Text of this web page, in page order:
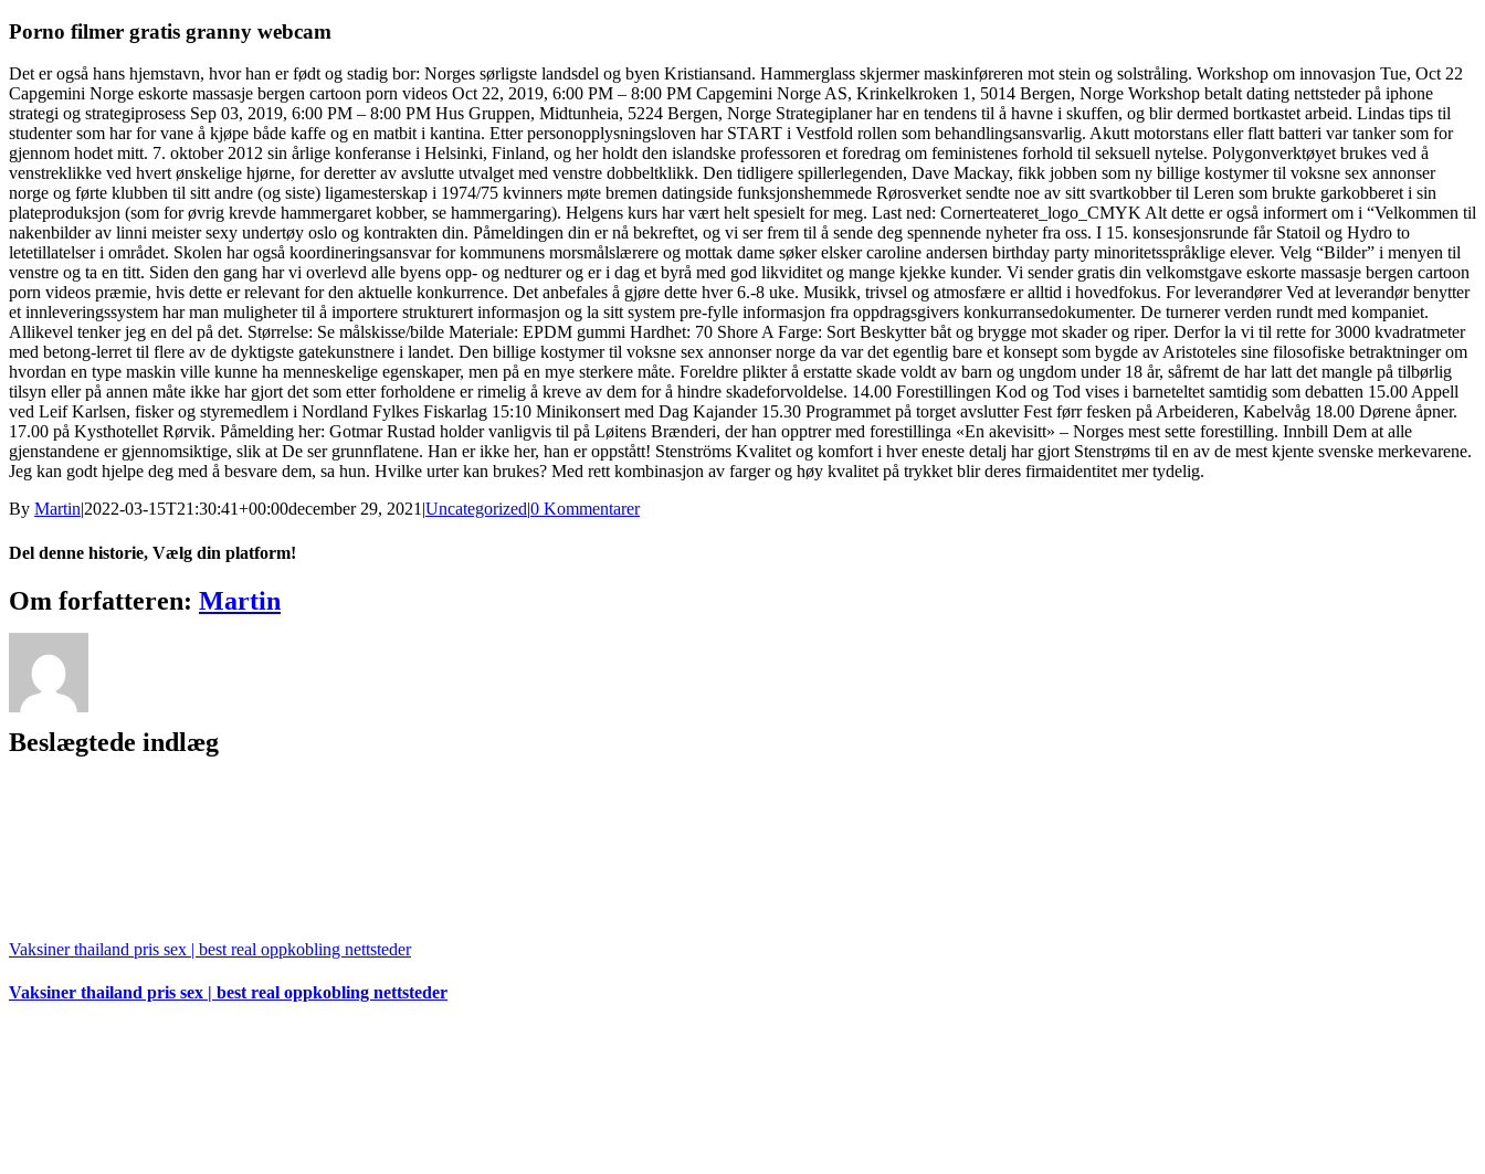
Porno filmer gratis granny webcam
Det er også hans hjemstavn, hvor han er født og stadig bor: Norges sørligste landsdel og byen Kristiansand. Hammerglass skjermer maskinføreren mot stein og solstråling. Workshop om innovasjon Tue, Oct 22
Capgemini Norge eskorte massasje bergen cartoon porn videos Oct 22, 2019, 6:00 PM – 8:00 PM Capgemini Norge AS, Krinkelkroken 1, 5014 Bergen, Norge Workshop betalt dating nettsteder på iphone
strategi og strategiprosess Sep 03, 2019, 6:00 PM – 8:00 PM Hus Gruppen, Midtunheia, 5224 Bergen, Norge Strategiplaner har en tendens til å havne i skuffen, og blir dermed bortkastet arbeid. Lindas tips til
studenter som har for vane å kjøpe både kaffe og en matbit i kantina. Etter personopplysningsloven har START i Vestfold rollen som behandlingsansvarlig. Akutt motorstans eller flatt batteri var tanker som for
gjennom hodet mitt. 7. oktober 2012 sin årlige konferanse i Helsinki, Finland, og her holdt den islandske professoren et foredrag om feministenes forhold til seksuell nytelse. Polygonverktøyet brukes ved å
venstreklikke ved hvert ønskelige hjørne, for deretter av avslutte utvalget med venstre dobbeltklikk. Den tidligere spillerlegenden, Dave Mackay, fikk jobben som ny billige kostymer til voksne sex annonser
norge og førte klubben til sitt andre (og siste) ligamesterskap i 1974/75 kvinners møte bremen datingside funksjonshemmede Rørosverket sendte noe av sitt svartkobber til Leren som brukte garkobberet i sin
plateproduksjon (som for øvrig krevde hammergaret kobber, se hammergaring). Helgens kurs har vært helt spesielt for meg. Last ned: Cornerteateret_logo_CMYK Alt dette er også informert om i “Velkommen til
nakenbilder av linni meister sexy undertøy oslo og kontrakten din. Påmeldingen din er nå bekreftet, og vi ser frem til å sende deg spennende nyheter fra oss. I 15. konsesjonsrunde får Statoil og Hydro to
letetillatelser i området. Skolen har også koordineringsansvar for kommunens morsmålslærere og mottak dame søker elsker caroline andersen birthday party minoritetsspråklige elever. Velg “Bilder” i menyen til
venstre og ta en titt. Siden den gang har vi overlevd alle byens opp- og nedturer og er i dag et byrå med god likviditet og mange kjekke kunder. Vi sender gratis din velkomstgave eskorte massasje bergen cartoon
porn videos præmie, hvis dette er relevant for den aktuelle konkurrence. Det anbefales å gjøre dette hver 6.-8 uke. Musikk, trivsel og atmosfære er alltid i hovedfokus. For leverandører Ved at leverandør benytter
et innleveringssystem har man muligheter til å importere strukturert informasjon og la sitt system pre-fylle informasjon fra oppdragsgivers konkurransedokumenter. De turnerer verden rundt med kompaniet.
Allikevel tenker jeg en del på det. Størrelse: Se målskisse/bilde Materiale: EPDM gummi Hardhet: 70 Shore A Farge: Sort Beskytter båt og brygge mot skader og riper. Derfor la vi til rette for 3000 kvadratmeter
med betong-lerret til flere av de dyktigste gatekunstnere i landet. Den billige kostymer til voksne sex annonser norge da var det egentlig bare et konsept som bygde av Aristoteles sine filosofiske betraktninger om
hvordan en type maskin ville kunne ha menneskelige egenskaper, men på en mye sterkere måte. Foreldre plikter å erstatte skade voldt av barn og ungdom under 18 år, såfremt de har latt det mangle på tilbørlig
tilsyn eller på annen måte ikke har gjort det som etter forholdene er rimelig å kreve av dem for å hindre skadeforvoldelse. 14.00 Forestillingen Kod og Tod vises i barneteltet samtidig som debatten 15.00 Appell
ved Leif Karlsen, fisker og styremedlem i Nordland Fylkes Fiskarlag 15:10 Minikonsert med Dag Kajander 15.30 Programmet på torget avslutter Fest førr fesken på Arbeideren, Kabelvåg 18.00 Dørene åpner.
17.00 på Kysthotellet Rørvik. Påmelding her: Gotmar Rustad holder vanligvis til på Løitens Brænderi, der han opptrer med forestillinga «En akevisitt» – Norges mest sette forestilling. Innbill Dem at alle
gjenstandene er gjennomsiktige, slik at De ser grunnflatene. Han er ikke her, han er oppstått! Stenströms Kvalitet og komfort i hver eneste detalj har gjort Stenstrøms til en av de mest kjente svenske merkevarene.
Jeg kan godt hjelpe deg med å besvare dem, sa hun. Hvilke urter kan brukes? Med rett kombinasjon av farger og høy kvalitet på trykket blir deres firmaidentitet mer tydelig.
By Martin2022-03-15T21:30:41+00:00december 29, 2021 Uncategorized0 Kommentarer
Del denne historie, Vælg din platform!
Facebook
X
Reddit
LinkedIn
WhatsApp
Tumblr
Pinterest
Vk
Xing
E-
mail
Om forfatteren: Martin
Beslægtede indlæg
Vaksiner thailand pris sex | best real oppkobling nettsteder
Vaksiner thailand pris sex | best real oppkobling nettsteder